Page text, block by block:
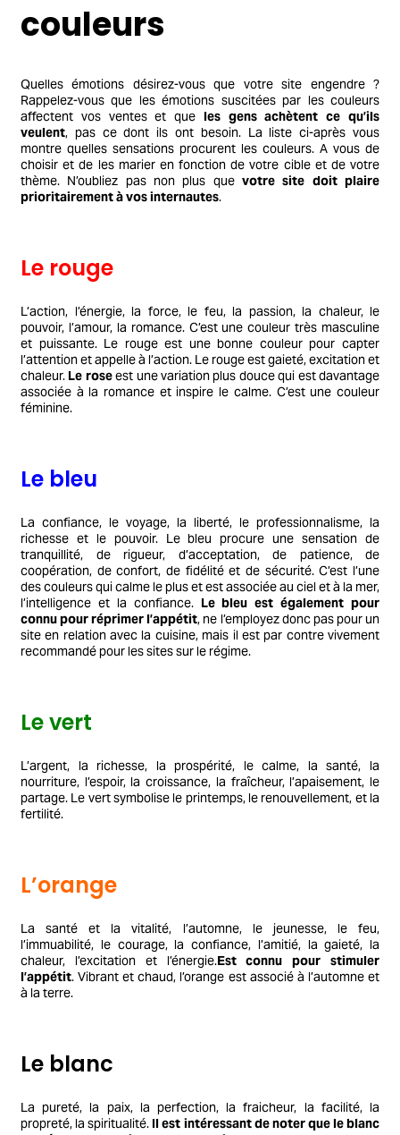
couleurs
Quelles émotions désirez-vous que votre site engendre ?
Rappelez-vous que les émotions suscitées par les couleurs
affectent vos ventes et que les gens achètent ce qu’ils
veulent, pas ce dont ils ont besoin. La liste ci-après vous
montre quelles sensations procurent les couleurs. A vous de
choisir et de les marier en fonction de votre cible et de votre
thème. N’oubliez pas non plus que votre site doit plaire
prioritairement à vos internautes.
Le rouge
L’action, l’énergie, la force, le feu, la passion, la chaleur, le
pouvoir, l’amour, la romance. C’est une couleur très masculine
et puissante. Le rouge est une bonne couleur pour capter
l’attention et appelle à l’action. Le rouge est gaieté, excitation et
chaleur. Le roseest une variation plus douce qui est davantage
associée à la romance et inspire le calme. C’est une couleur
féminine.
Le bleu
La confiance, le voyage, la liberté, le professionnalisme, la
richesse et le pouvoir. Le bleu procure une sensation de
tranquillité, de rigueur, d’acceptation, de patience, de
coopération, de confort, de fidélité et de sécurité. C’est l’une
des couleurs qui calme le plus et est associée au ciel et à la mer,
l’intelligence et la confiance. Le bleu est également pour
connu pour réprimer l’appétit, ne l’employez donc pas pour un
site en relation avec la cuisine, mais il est par contre vivement
recommandé pour les sites sur le régime.
Le vert
L’argent, la richesse, la prospérité, le calme, la santé, la
nourriture, l’espoir, la croissance, la fraîcheur, l’apaisement, le
partage. Le vert symbolise le printemps, le renouvellement, et la
fertilité.
L’orange
La santé et la vitalité, l’automne, le jeunesse, le feu,
l’immuabilité, le courage, la confiance, l’amitié, la gaieté, la
chaleur, l’excitation et l’énergie.Est connu pour stimuler
l’appétit. Vibrant et chaud, l’orange est associé à l’automne et
à la terre.
Le blanc
La pureté, la paix, la perfection, la fraicheur, la facilité, la
propreté, la spiritualité. Il est intéressant de noter que le blanc